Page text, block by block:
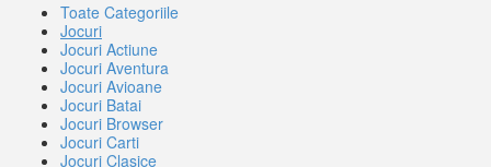
Toate Categoriile
Jocuri
Jocuri Actiune
Jocuri Aventura
Jocuri Avioane
Jocuri Batai
Jocuri Browser
Jocuri Carti
Jocuri Clasice